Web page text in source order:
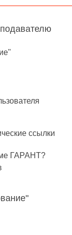
ссылки
ГАРАНТ?